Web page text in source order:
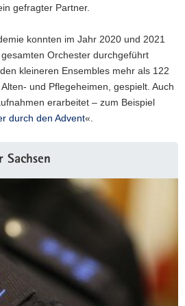
gefragter Partner.
konnten im Jahr 2020 und 2021
Orchester durchgeführt
kleineren Ensembles mehr als 122
und Pflegeheimen, gespielt. Auch
erarbeitet – zum Beispiel
durch den Advent«.
Sachsen